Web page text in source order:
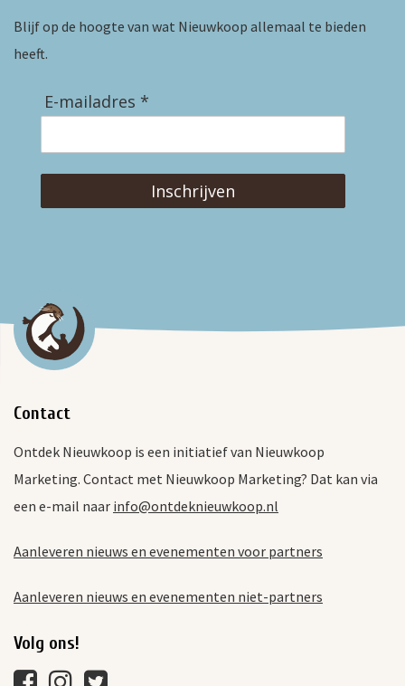
Blijf op de hoogte van wat Nieuwkoop allemaal te bieden
heeft.
E-mailadres *
Inschrijven
Contact
Ontdek Nieuwkoop is een initiatief van Nieuwkoop
Marketing. Contact met Nieuwkoop Marketing? Dat kan via
een e-mail naar info@ontdeknieuwkoop.nl
Aanleveren nieuws en evenementen voor partners
Aanleveren nieuws en evenementen niet-partners
Volg ons!